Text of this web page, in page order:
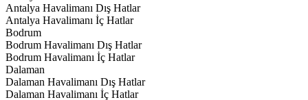
Antalya Havalimanı Dış Hatlar
Antalya Havalimanı İç Hatlar
Bodrum
Bodrum Havalimanı Dış Hatlar
Bodrum Havalimanı İç Hatlar
Dalaman
Dalaman Havalimanı Dış Hatlar
Dalaman Havalimanı İç Hatlar